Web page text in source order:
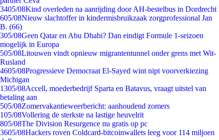
3405/08Kind overleden na aanrijding door AH-bestelbus in Dordrecht
605/08Nieuw slachtoffer in kindermisbruikzaak zorgprofessional Jan
B. (66)
305/08Geen Qatar en Abu Dhabi? Dan eindigt Formule 1-seizoen
mogelijk in Europa
505/08Litouwen vindt opnieuw migrantentunnel onder grens met Wit-
Rusland
4605/08Progressieve Democraat El-Sayed wint nipt voorverkiezing
Michigan
1305/08Accell, moederbedrijf Sparta en Batavus, vraagt uitstel van
betaling aan
505/08Zomervakantieweerbericht: aanhoudend zomers
105/08Vollering de sterkste na lastige heuvelrit
805/08The Division Resurgence nu gratis op pc
3605/08Hackers roven Coldcard-bitcoinwallets leeg voor 114 miljoen